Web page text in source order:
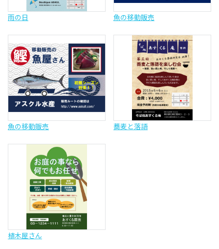
雨の日 魚の移動販売
魚の移動販売 蕎麦と落語
植木屋さん